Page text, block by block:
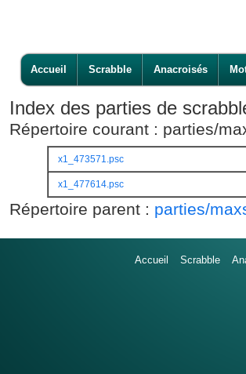
Accueil Scrabble Anacroisés
Index des parties de
Répertoire courant : parties/
x1_473571.psc
x1_477614.psc
Répertoire parent : parties/
Accueil Scrabble